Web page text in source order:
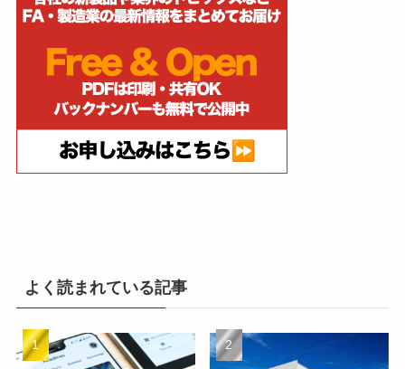
よく読まれている記事